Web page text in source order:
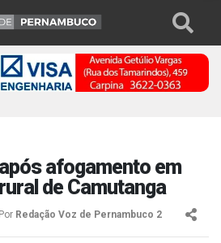
afogamento em
de Camutanga
Por Redação Voz de Pernambuco 2